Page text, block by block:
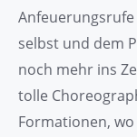
selbst und dem
noch mehr ins
tolle
Formationen,